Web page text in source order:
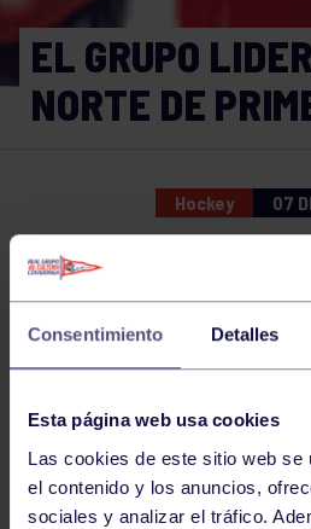
Consentimiento Detalles
Esta página web usa cookies
Las cookies de este sitio web se
el contenido y los anuncios,
sociales y analizar el tráfico.
EL GRUPO
NORTE DE
Hockey 07
NOTICIAS